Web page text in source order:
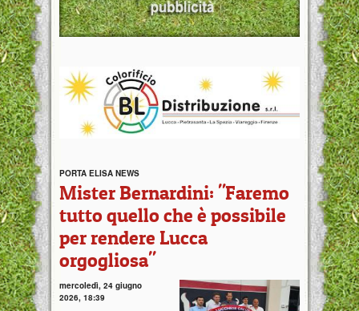
PORTA ELISA NEWS
Mister Bernardini: "Faremo
tutto quello che è possibile
per rendere Lucca
orgogliosa"
mercoledì, 24 giugno
2026, 18:39